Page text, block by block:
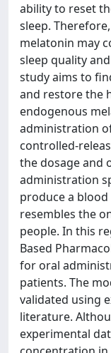
ability to reset
sleep.
melatonin may
sleep quality
study aims to
and restore the
endogenous
administration
controlled-
the dosage and
administration
produce a
resembles the
people. In this
Based
for oral
patients. The
validated using
literature.
experimental